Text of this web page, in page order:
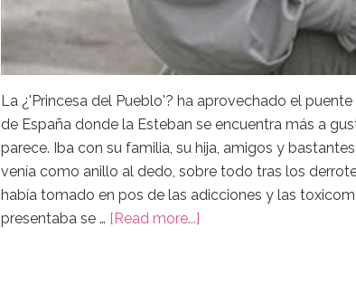
La ¿'Princesa del Pueblo'? ha aprovechado el
de España donde la Esteban se encuentra más a
parece. Iba con su familia, su hija, amigos y
venía como anillo al dedo, sobre todo tras los
había tomado en pos de las adicciones y las
presentaba se … [Read more...]